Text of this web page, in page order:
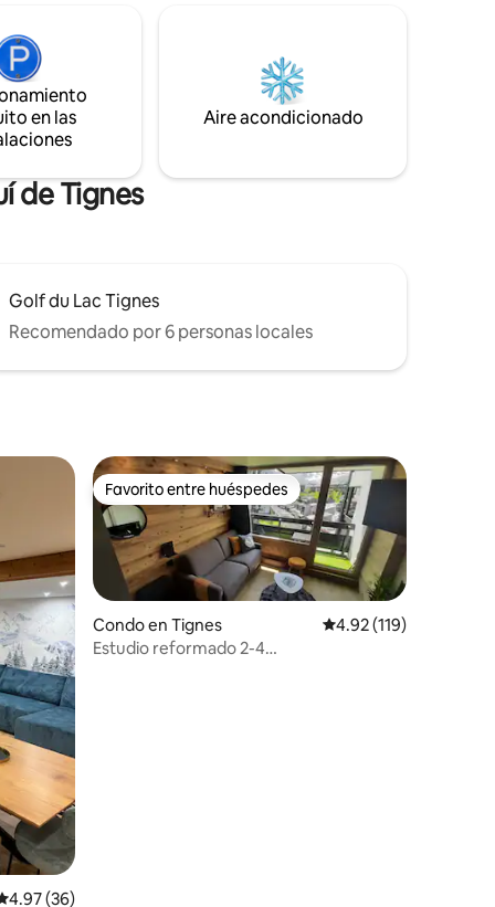
la
en
de
30
las pistas, con vistas al lago y a las
montañas. Desde Val Claret se puede
acceder a Val d'Isere, al glaciar y a Tignes
en las
Aire acondicionado
de Tignes
Golf du Lac Tignes
Recomendado por 6 personas locales
promedio: 4.97 de 5, 36 reseñas
4.97 (36)
Favorito entre huéspedes
Favorito entre huéspedes
Condo en Tignes Calificación promedio:
4.92 (119)
Estudio reformado 2-4